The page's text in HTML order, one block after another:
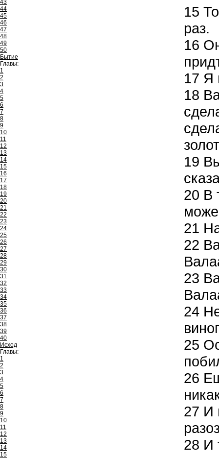
43
44
45
46
47
48
49
50
Бытие
Главы:
1
2
3
4
5
6
7
8
9
10
11
12
13
14
15
16
17
18
19
20
21
22
23
24
25
26
27
28
29
30
31
32
33
34
35
36
37
38
39
40
Исход
Главы:
1
2
3
4
5
6
7
8
9
10
11
12
13
14
15
15
раз.
16
17 Я
18
19
20 В
21
22
23
24
25
26
27 И
28 И